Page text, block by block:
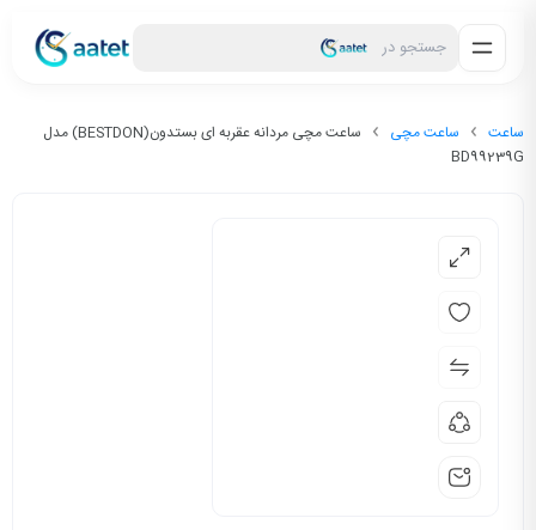
جستجو در
ساعت ساعت مچی
ساعت مچی مردانه عقربه ای بستدون(BESTDON) مدل
BD99239G